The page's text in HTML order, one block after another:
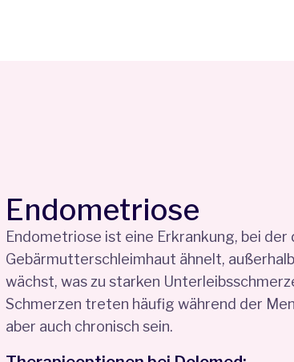
Endometriose
Endometriose ist eine Erkrankung, bei der
Gebärmutterschleimhaut ähnelt,
wächst, was zu starken
Schmerzen treten häufig während der
aber auch chronisch sein.